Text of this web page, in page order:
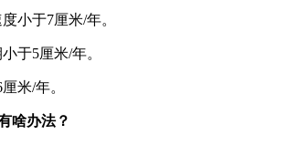
于7厘米/年。
5厘米/年。
米/年。
办法？